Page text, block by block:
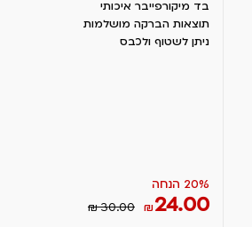
בד מיקורפייבר איכותי
תוצאות הברקה מושלמות
ניתן לשטוף ולכבס
20% הנחה
₪24.00
₪ 30.00